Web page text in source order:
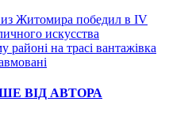
Житомира победил в IV
искусства
районі на трасі вантажівка
ВІД АВТОРА